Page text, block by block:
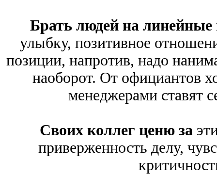
Брать людей на линейные
улыбку, позитивное
позиции, напротив, надо
наоборот. От официантов
менеджерами ставят
Своих коллег ценю за
приверженность делу,